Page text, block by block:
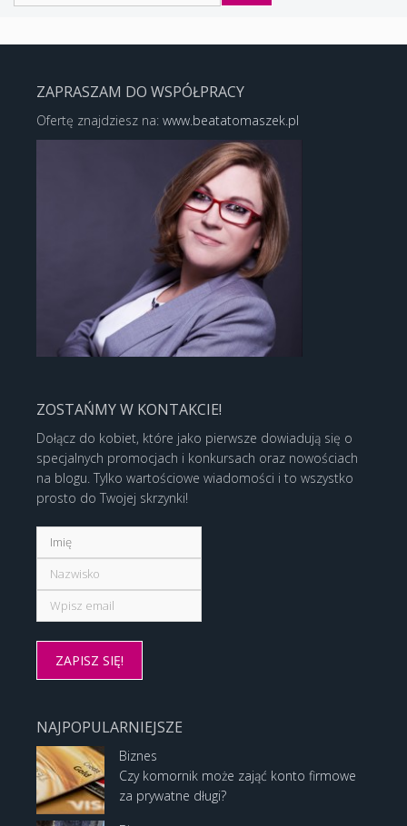
ZAPRASZAM DO WSPÓŁPRACY
Ofertę znajdziesz na: www.beatatomaszek.pl
ZOSTAŃMY W KONTAKCIE!
Dołącz do kobiet, które jako pierwsze dowiadują się o
specjalnych promocjach i konkursach oraz nowościach
na blogu. Tylko wartościowe wiadomości i to wszystko
prosto do Twojej skrzynki!
NAJPOPULARNIEJSZE
Biznes
Czy komornik może zająć konto firmowe
za prywatne długi?